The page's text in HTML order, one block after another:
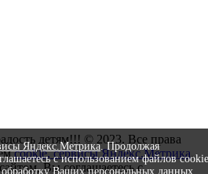
детям!!! © 2023. Все права
cookie, сервисы Яндекс.Метрика.
Вы соглашаетесь с
Яндекс.Метрика. Продолжая
с использованием файлов
обработку Вашихперсональных данных